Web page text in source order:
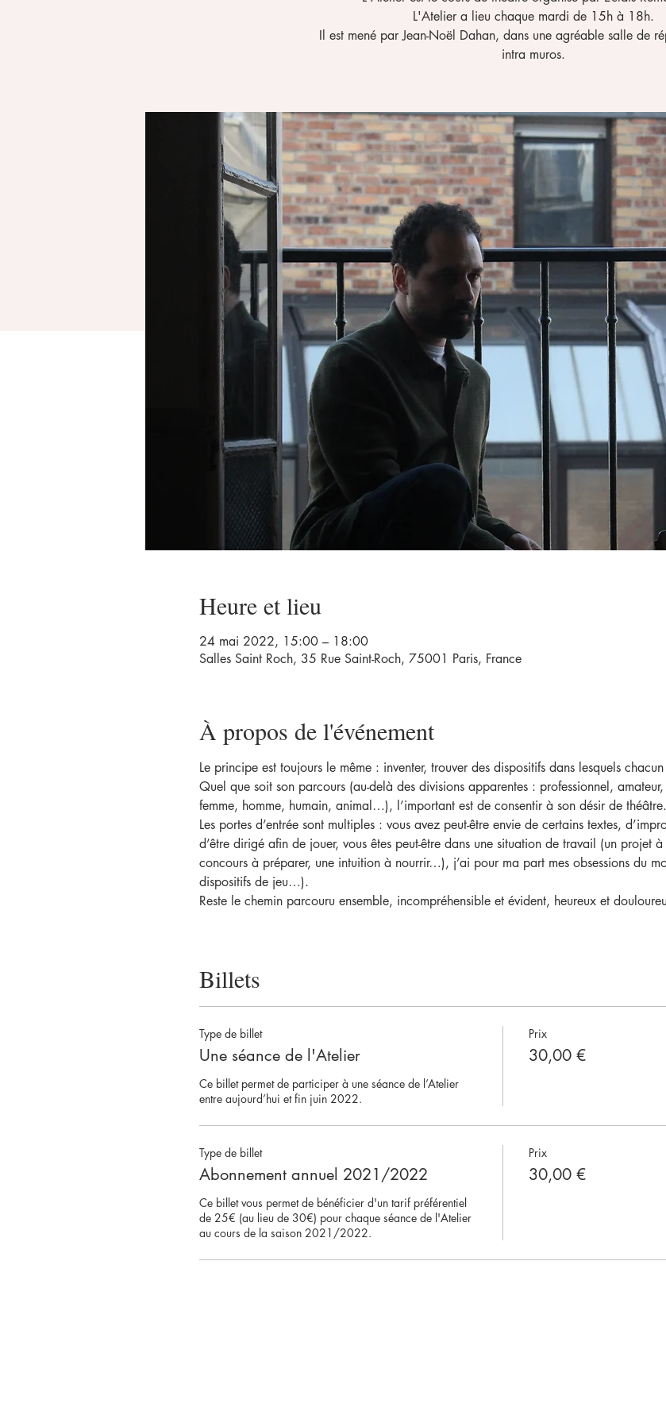
L'Atelier a lieu chaque mardi de 15h à 18h.
​Il est mené par Jean-Noël Dahan, dans une agréable salle de
intra muros.​
Heure et lieu
24 mai 2022, 15:00 – 18:00
Salles Saint Roch, 35 Rue Saint-Roch, 75001 Paris, France
À propos de l'événement
Le principe est toujours le même : inventer, trouver des dispositifs dans lesquels
Quel que soit son parcours (au-delà des divisions apparentes : professionnel,
femme, homme, humain, animal…), l’important est de consentir à son désir de théâtre.
Les portes d’entrée sont multiples : vous avez peut-être envie de certains textes,
d’être dirigé afin de jouer, vous êtes peut-être dans une situation de travail (un projet
concours à préparer, une intuition à nourrir…), j’ai pour ma part mes obsessions du
dispositifs de jeu…).
Reste le chemin parcouru ensemble, incompréhensible et évident, heureux et
Billets
Type de billet
Une séance de l'Atelier
Ce billet permet de participer à une séance de l’Atelier
entre aujourd’hui et fin juin 2022.
Prix
30,00 €
Type de billet
Abonnement annuel 2021/2022
Ce billet vous permet de bénéficier d'un tarif préférentiel
de 25€ (au lieu de 30€) pour chaque séance de l'Atelier
au cours de la saison 2021/2022.
Prix
30,00 €